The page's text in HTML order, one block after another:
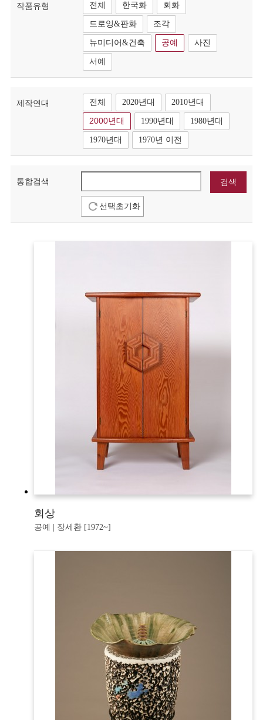
작품유형 전체 한국화 회화
드로잉&판화 조각
뉴미디어&건축 공예 사진
서예
제작연대 전체 2020년대 2010년대
2000년대 1990년대 1980년대
1970년대 1970년 이전
통합검색
선택초기화
회상
공예 | 장세환 [1972~]